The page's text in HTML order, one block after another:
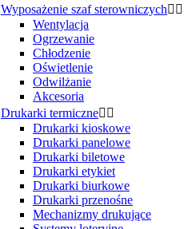
Wyposażenie szaf sterowniczych 
Wentylacja
Ogrzewanie
Chłodzenie
Oświetlenie
Odwilżanie
Akcesoria
Drukarki termiczne 
Drukarki kioskowe
Drukarki panelowe
Drukarki biletowe
Drukarki etykiet
Drukarki biurkowe
Drukarki przenośne
Mechanizmy drukujące